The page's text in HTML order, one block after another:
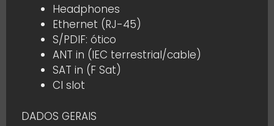
Headphones
Ethernet (RJ-45)
S/PDIF: ótico
ANT in (IEC terrestrial/cable)
SAT in (F Sat)
CI slot
DADOS GERAIS